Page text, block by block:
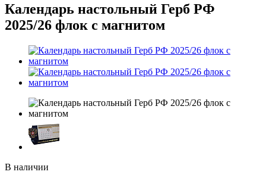
Календарь настольный Герб РФ
2025/26 флок с магнитом
В наличии